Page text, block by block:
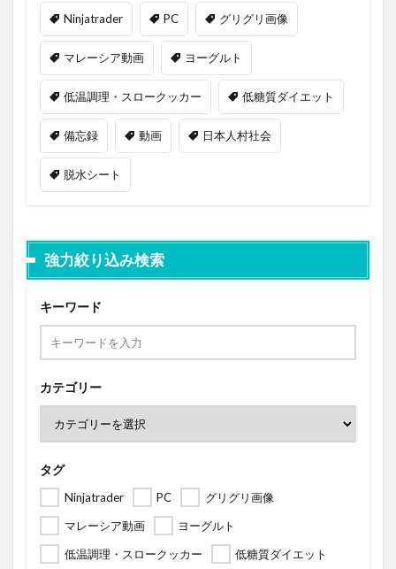
Ninjatrader PC グリグリ画像
マレーシア動画 ヨーグルト
低温調理・スロークッカー 低糖質ダイエット
備忘録 動画 日本人村社会
脱水シート
強力絞り込み検索
キーワード
カテゴリー
タグ
Ninjatrader PC
グリグリ画像
マレーシア動画
ヨーグルト
低温調理・スロークッカー
低糖質ダイエット